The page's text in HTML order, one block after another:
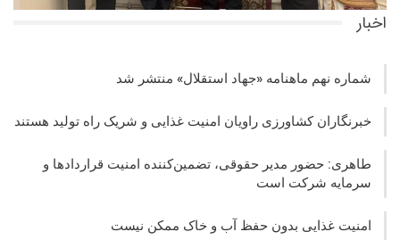
اخبار
شماره نهم ماهنامه «جهاد استقلال» منتشر شد
خبرنگاران کشاورزی راویان امنیت غذایی و شریک راه تولید هستند
طاهری: حضور مدیر حقوقی، تضمین‌کننده امنیت قراردادها و
سرمایه شرکت‌ است
امنیت غذایی بدون حفظ آب و خاک ممکن نیست